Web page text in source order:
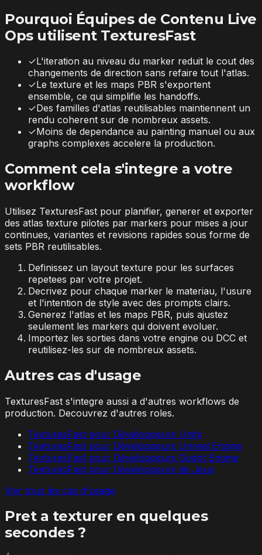
Pourquoi Équipes de Contenu Live
Ops utilisent TexturesFast
✓L'iteration au niveau du marker reduit le cout des
changements de direction sans refaire tout l'atlas.
✓Le texture et les maps PBR s'exportent
ensemble, ce qui simplifie les handoffs.
✓Des familles d'atlas reutilisables maintiennent un
rendu coherent sur de nombreux assets.
✓Moins de dependance au painting manuel ou aux
graphs complexes accelere la production.
Comment cela s'integre a votre
workflow
Utilisez TexturesFast pour planifier, generer et exporter
des atlas texture pilotes par markers pour mises a jour
continues, variantes et revisions rapides sous forme de
sets PBR reutilisables.
Definissez un layout texture pour les surfaces
repetees par votre projet.
Decrivez pour chaque marker le materiau, l'usure
et l'intention de style avec des prompts clairs.
Generez l'atlas et les maps PBR, puis ajustez
seulement les markers qui doivent evoluer.
Importez les sorties dans votre engine ou DCC et
reutilisez-les sur de nombreux assets.
Autres cas d'usage
TexturesFast s'integre aussi a d'autres workflows de
production. Decouvrez d'autres roles.
TexturesFast pour Développeurs Unity
TexturesFast pour Développeurs Unreal Engine
TexturesFast pour Développeurs Godot Engine
TexturesFast pour Développeurs de Jeux
Voir tous les cas d'usage
Pret a texturer en quelques
secondes ?